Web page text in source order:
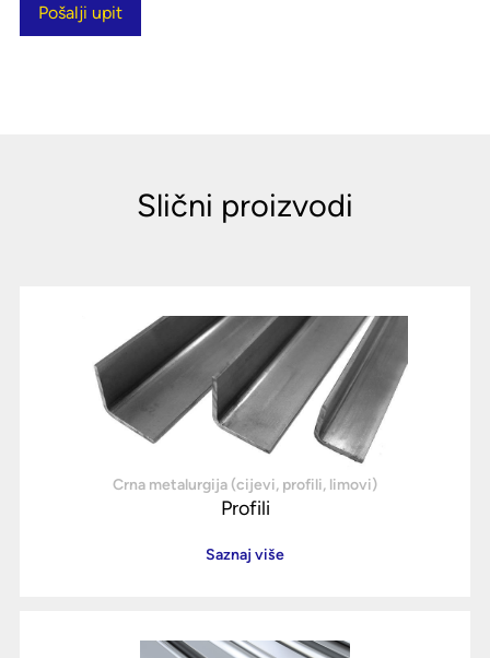
Pošalji upit
Slični proizvodi
Crna metalurgija (cijevi, profili, limovi)
Profili
Saznaj više